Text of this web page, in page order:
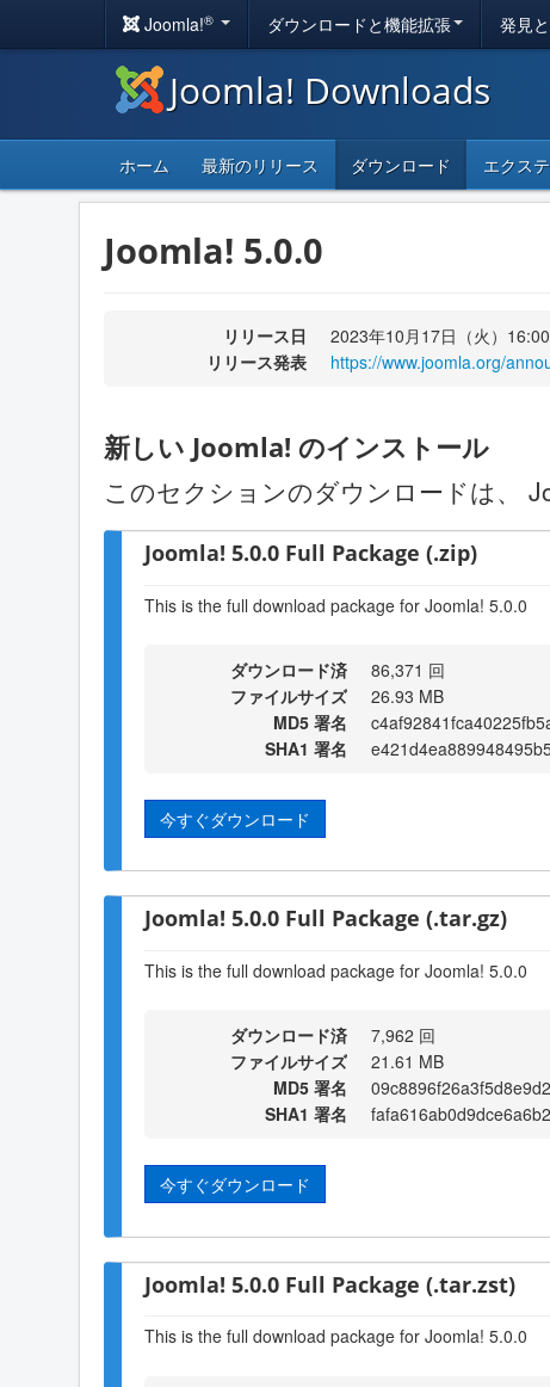
Joomla!® ダウンロードと機能拡張 発見
Joomla! Downloads
ホーム 最新のリリース ダウンロード エクス
Joomla! 5.0.0
リリース日
2023年10月17日（火）16:00
リリース発表
https://www.joomla.org/
新しい Joomla! のインストール
このセクションのダウンロードは、
Joomla! 5.0.0 Full Package (.zip)
This is the full download package for Joomla! 5.0.0
ダウンロード済
86,371 回
ファイルサイズ
26.93 MB
MD5 署名
SHA1 署名
今すぐダウンロード
Joomla! 5.0.0 Full Package (.tar.gz)
This is the full download package for Joomla! 5.0.0
ダウンロード済
7,962 回
ファイルサイズ
21.61 MB
MD5 署名
SHA1 署名
今すぐダウンロード
Joomla! 5.0.0 Full Package (.tar.zst)
This is the full download package for Joomla! 5.0.0